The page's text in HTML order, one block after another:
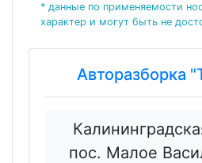
* данные по применяемости
характер и могут быть не
Авторазборка
пос. Малое